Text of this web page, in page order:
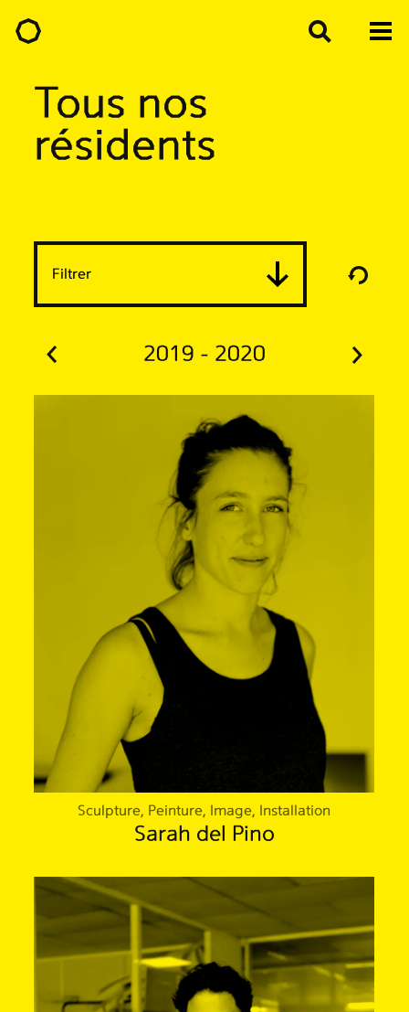
Tous nos
résidents
Filtrer
2019 - 2020
Sculpture, Peinture, Image, Installation
Sarah del Pino